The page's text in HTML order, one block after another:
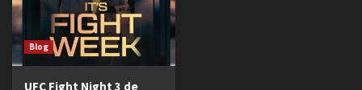
Blog
UFC Fight Night 3 de